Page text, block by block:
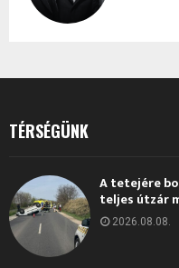
TÉRSÉGÜNK
A tetejére
teljes útzár
2026.08.08.